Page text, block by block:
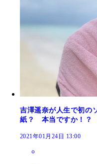
吉澤遥奈が人生で初の
紙？ 本当ですか！？
2021年01月24日 13:00